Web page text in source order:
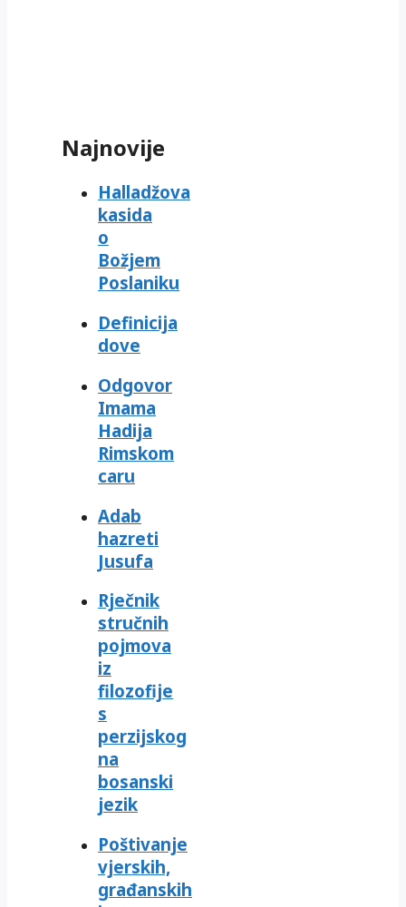
Najnovije
Halladžova
kasida
o
Božjem
Poslaniku
Definicija
dove
Odgovor
Imama
Hadija
Rimskom
caru
Adab
hazreti
Jusufa
Rječnik
stručnih
pojmova
iz
filozofije
s
perzijskog
na
bosanski
jezik
Poštivanje
vjerskih,
građanskih